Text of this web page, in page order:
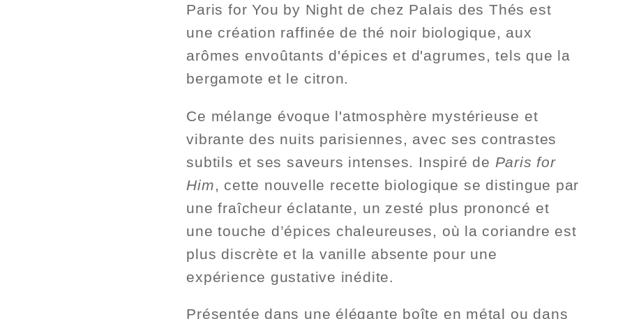
Paris for You by Night de chez Palais des Thés est
une création raffinée de thé noir biologique, aux
arômes envoûtants d'épices et d'agrumes, tels que la
bergamote et le citron.
Ce mélange évoque l'atmosphère mystérieuse et
vibrante des nuits parisiennes, avec ses contrastes
subtils et ses saveurs intenses. Inspiré de Paris for
Him, cette nouvelle recette biologique se distingue par
une fraîcheur éclatante, un zesté plus prononcé et
une touche d’épices chaleureuses, où la coriandre est
plus discrète et la vanille absente pour une
expérience gustative inédite.
Présentée dans une élégante boîte en métal ou dans